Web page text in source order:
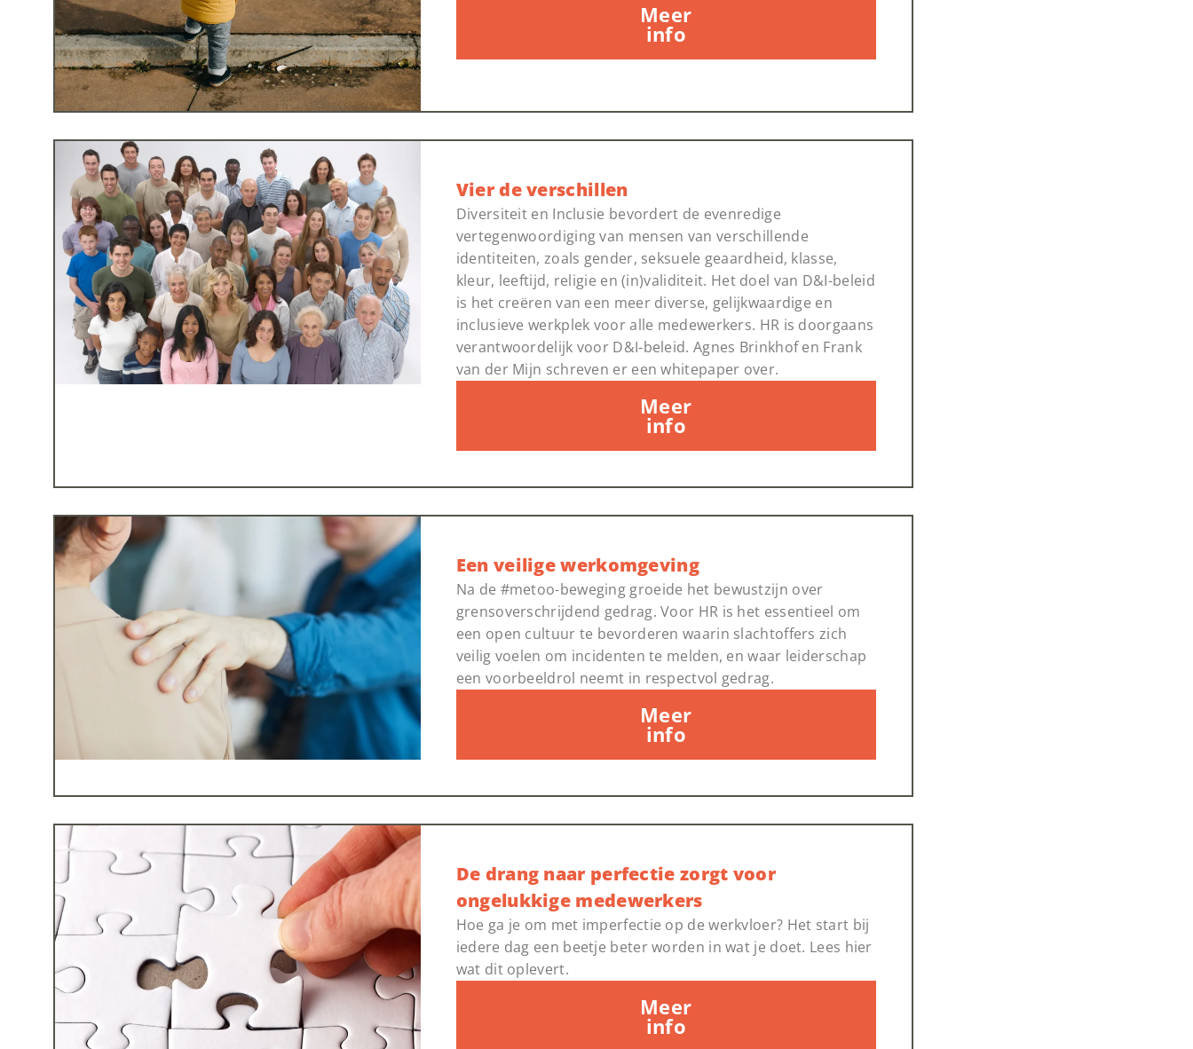
Meer
info
Vier de verschillen
Diversiteit en Inclusie bevordert de evenredige
vertegenwoordiging van mensen van verschillende
identiteiten, zoals gender, seksuele geaardheid, klasse,
kleur, leeftijd, religie en (in)validiteit. Het doel van D&I-beleid
is het creëren van een meer diverse, gelijkwaardige en
inclusieve werkplek voor alle medewerkers. HR is doorgaans
verantwoordelijk voor D&I-beleid. Agnes Brinkhof en Frank
van der Mijn schreven er een whitepaper over.
Meer
info
Een veilige werkomgeving
Na de #metoo-beweging groeide het bewustzijn over
grensoverschrijdend gedrag. Voor HR is het essentieel om
een open cultuur te bevorderen waarin slachtoffers zich
veilig voelen om incidenten te melden, en waar leiderschap
een voorbeeldrol neemt in respectvol gedrag.
Meer
info
De drang naar perfectie zorgt voor
ongelukkige medewerkers
Hoe ga je om met imperfectie op de werkvloer? Het start bij
iedere dag een beetje beter worden in wat je doet. Lees hier
wat dit oplevert.
Meer
info